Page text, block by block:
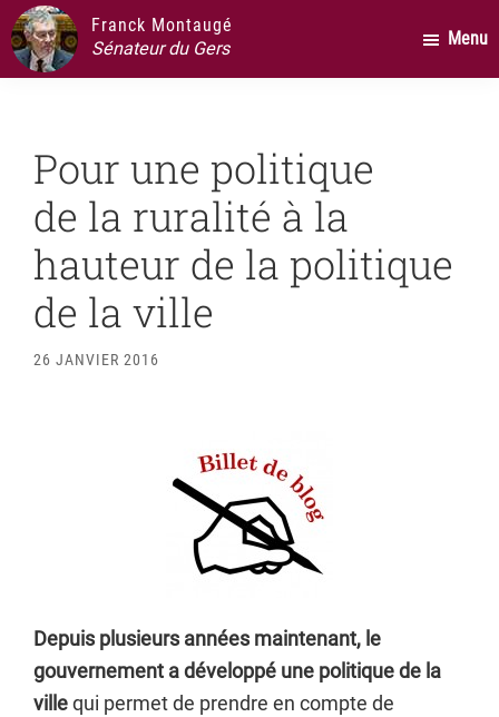
Passer
au
contenu
Passer
la
principale
Passer
au
pied
Franck Montaugé
Sénateur du Gers
Menu
Pour une politique
de la ruralité à la
hauteur de la politique
de la ville
26 JANVIER 2016
Depuis plusieurs années maintenant, le
gouvernement a développé une politique de la
villequi permet de prendre en compte de